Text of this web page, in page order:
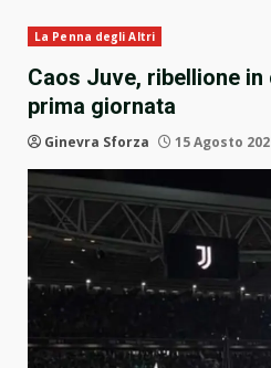
La Penna degli Altri
Caos Juve, ribellione
prima giornata
Ginevra Sforza 15 Agosto